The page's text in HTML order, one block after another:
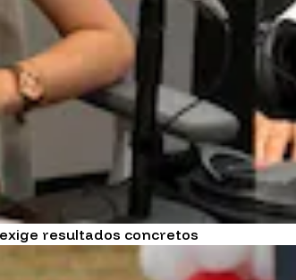
resultados concretos